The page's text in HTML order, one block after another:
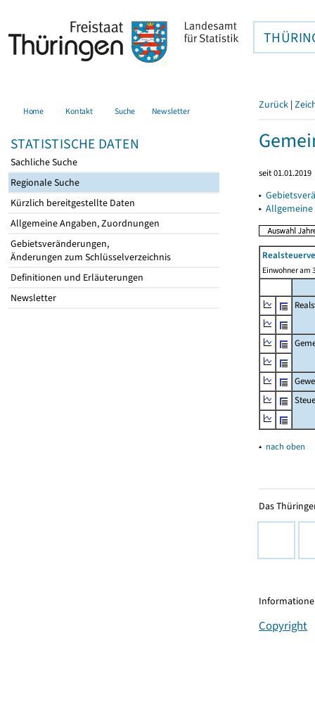
Home Kontakt Suche Newsletter
STATISTISCHE DATEN
Sachliche Suche
Regionale Suche
Kürzlich bereitgestellte Daten
Allgemeine Angaben, Zuordnungen
Gebietsveränderungen,
Änderungen zum Schlüsselverzeichnis
Definitionen und Erläuterungen
Newsletter
Zurück |
seit 01.01.2019
▸
▸
Einwohner am
▴ nach oben
Das
Copyright